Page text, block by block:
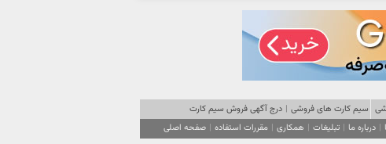
سیم کارت های فروشی | درج آگهی فروش سیم کارت
| درباره ما | تبلیغات | همکاری | مقررات استفاده | صفحه اصلی